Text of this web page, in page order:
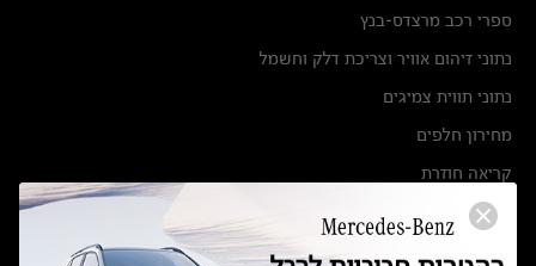
ספרי רכב מרצדס-בנץ
נתוני זיהום אוויר וצריכת דלק וחשמל
נתוני תווית צמיגים
מחירון חלפים
קריאה חוזרת
הודעה על הטבות לרכבי מרצדס בהסדר פשרה בתצ 56447-02-19